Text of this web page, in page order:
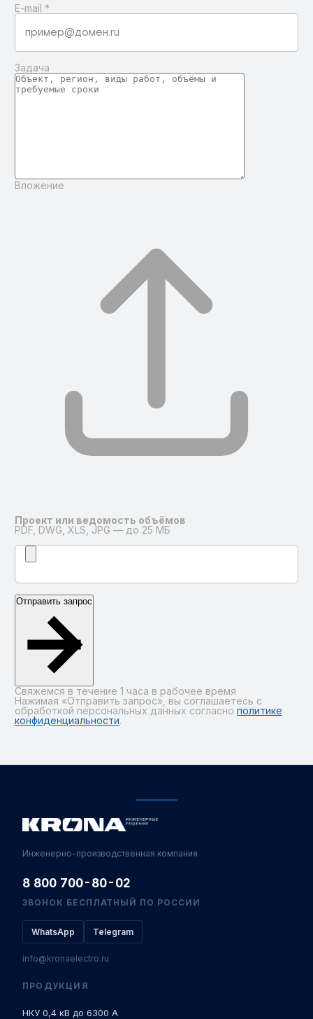
E-mail *
Задача
Вложение
Проект или ведомость объёмов
PDF, DWG, XLS, JPG — до 25 МБ
Отправить запрос
Свяжемся в течение 1 часа в рабочее время
Нажимая «Отправить запрос», вы соглашаетесь с
обработкой персональных данных согласно политике
конфиденциальности.
Инженерно-производственная компания
8 800 700-80-02
ЗВОНОК БЕСПЛАТНЫЙ ПО РОССИИ
WhatsApp Telegram
info@kronaelectro.ru
ПРОДУКЦИЯ
НКУ 0,4 кВ до 6300 А